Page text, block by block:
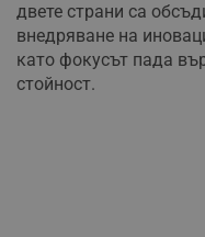
двете страни са
внедряване на
като фокусът пада
стойност.